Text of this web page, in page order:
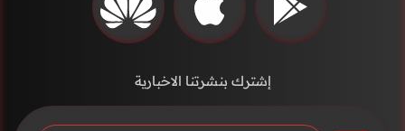
إشترك بنشرتنا الاخبارية